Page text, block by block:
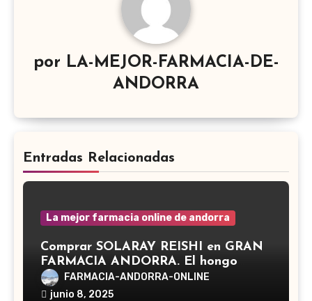
por LA-MEJOR-FARMACIA-DE-
ANDORRA
Entradas Relacionadas
La mejor farmacia online de andorra
Comprar SOLARAY REISHI en GRAN
FARMACIA ANDORRA. El hongo
Reishi, cuyo nombre científico es
Ganoderma lucidum, es un hongo
FARMACIA-ANDORRA-ONLINE
junio 8, 2025